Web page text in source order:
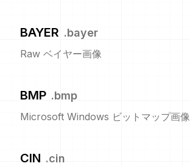
BAYER .bayer
Raw ベイヤー画像
BMP .bmp
Microsoft Windows ビットマップ画像
CIN .cin